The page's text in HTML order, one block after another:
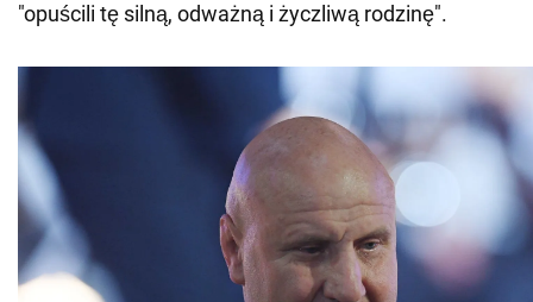
"opuścili tę silną, odważną i życzliwą rodzinę".